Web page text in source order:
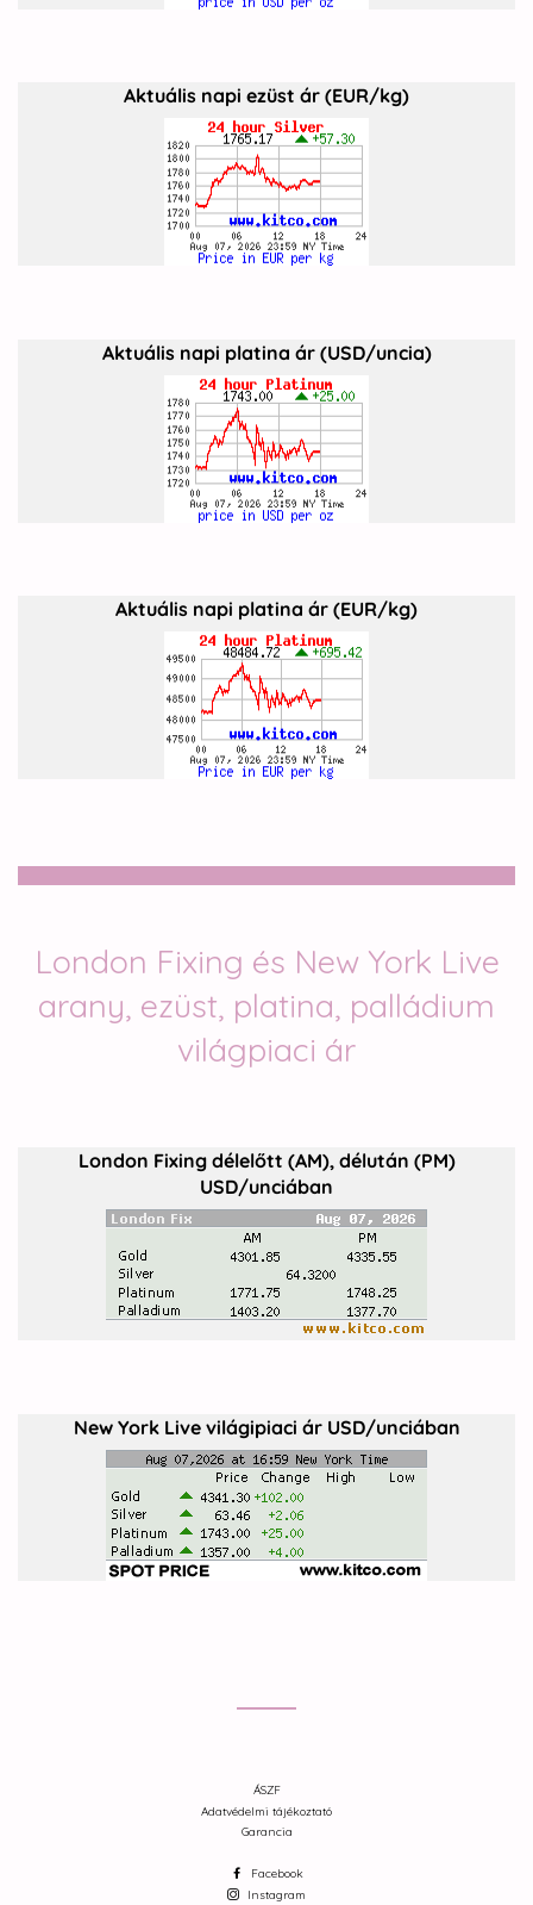
Aktuális napi ezüst ár (EUR/kg)
Aktuális napi platina ár (USD/uncia)
Aktuális napi platina ár (EUR/kg)
London Fixing és New York Live
arany, ezüst, platina, palládium
világpiaci ár
London Fixing délelőtt (AM), délután (PM)
USD/unciában
New York Live világipiaci ár USD/unciában
ÁSZF
Adatvédelmi tájékoztató
Garancia
Facebook
Instagram